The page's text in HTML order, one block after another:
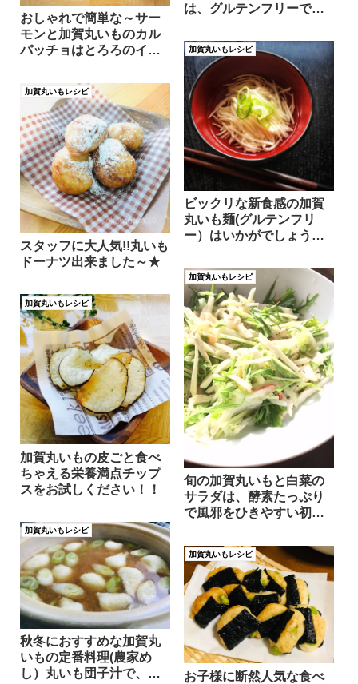
は、グルテンフリーで卵
す！別名で、とろろ焼き
といいます。
おしゃれで簡単な～サー
モンと加賀丸いものカル
パッチョはとろろのイメ
加賀丸いもレシピ
ビックリな新食感の加賀
丸いも麺(グルテンフリ
ー）はいかがでしょう
加賀丸いもレシピ
スタッフに大人気!!丸いも
ドーナツ出来ました～★
加賀丸いもレシピ
旬の加賀丸いもと白菜の
サラダは、酵素たっぷり
で風邪をひきやすい初冬
加賀丸いもレシピ
加賀丸いもの皮ごと食べ
ちゃえる栄養満点チップ
スをお試しください！！
加賀丸いもレシピ
秋冬におすすめな加賀丸
いもの定番料理(農家め
し）丸いも団子汁で、身
加賀丸いもレシピ
お子様に断然人気な食べ